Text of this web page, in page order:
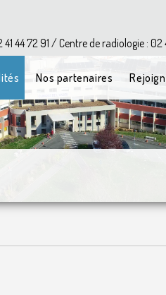
44 72 91 / Centre de radiologie : 02
Nos partenaires